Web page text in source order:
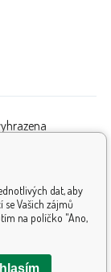
dat, aby
Vašich zájmů
na políčko "Ano,